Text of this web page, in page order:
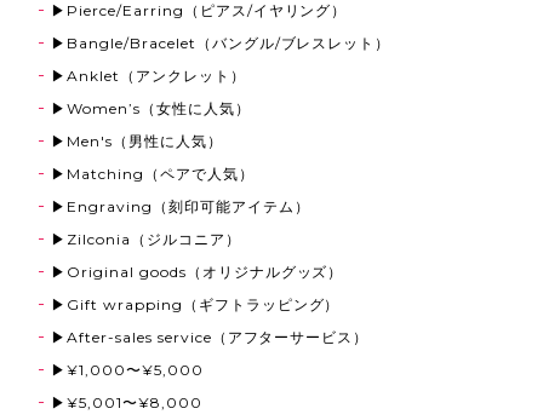
▶Pierce/Earring（ピアス/イヤリング）
▶Bangle/Bracelet（バングル/ブレスレット）
▶Anklet（アンクレット）
▶Women’s（女性に人気）
▶Men's（男性に人気）
▶Matching（ペアで人気）
▶Engraving（刻印可能アイテム）
▶Zilconia（ジルコニア）
▶Original goods（オリジナルグッズ）
▶Gift wrapping（ギフトラッピング）
▶After-sales service（アフターサービス）
▶¥1,000〜¥5,000
▶¥5,001〜¥8,000